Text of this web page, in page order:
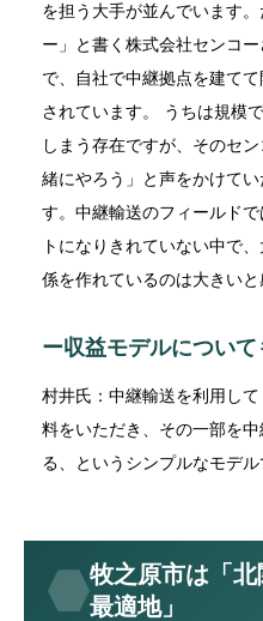
を担う大手が並んでいます
ー」と書く株式会社センコ
で、自社で中継拠点を建て
されています。 うちは規模
しまう存在ですが、そのセ
緒にやろう」と声をかけて
す。中継輸送のフィールド
トになりきれていない中で
係を作れているのは大きいと
ー収益モデルについて
村井氏：中継輸送を利用し
料をいただき、その一部を
る、というシンプルなモデル
牧之原市は「
最適地」